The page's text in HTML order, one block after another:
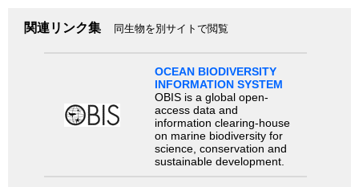
関連リンク集 同生物を別サイトで閲覧
OCEAN BIODIVERSITY
INFORMATION SYSTEM
OBIS is a global open-
access data and
information clearing-house
on marine biodiversity for
science, conservation and
sustainable development.